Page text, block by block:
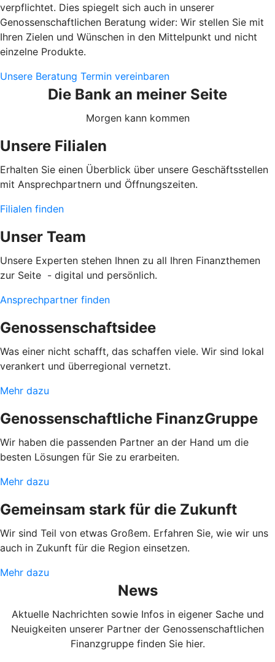
verpflichtet. Dies spiegelt sich auch in unserer
Genossenschaftlichen Beratung wider: Wir stellen Sie mit
Ihren Zielen und Wünschen in den Mittelpunkt und nicht
einzelne Produkte.
Unsere Beratung Termin vereinbaren
Die Bank an meiner Seite
Morgen kann kommen
Unsere Filialen
Erhalten Sie einen Überblick über unsere Geschäftsstellen
mit Ansprechpartnern und Öffnungszeiten.
Filialen finden
Unser Team
Unsere Experten stehen Ihnen zu all Ihren Finanzthemen
zur Seite - digital und persönlich.
Ansprechpartner finden
Genossenschaftsidee
Was einer nicht schafft, das schaffen viele. Wir sind lokal
verankert und überregional vernetzt.
Mehr dazu
Genossenschaftliche FinanzGruppe
Wir haben die passenden Partner an der Hand um die
besten Lösungen für Sie zu erarbeiten.
Mehr dazu
Gemeinsam stark für die Zukunft
Wir sind Teil von etwas Großem. Erfahren Sie, wie wir uns
auch in Zukunft für die Region einsetzen.
Mehr dazu
News
Aktuelle Nachrichten sowie Infos in eigener Sache und
Neuigkeiten unserer Partner der Genossenschaftlichen
Finanzgruppe finden Sie hier.